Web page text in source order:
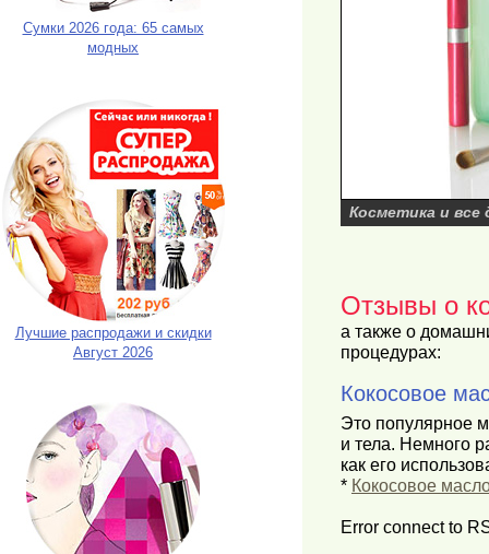
Сумки 2026 года: 65 самых
модных
Лучшие распродажи и скидки
Август 2026
Косметика и все
Отзывы о
а также о
процедурах:
Кокосовое
Это популярное
и тела. Немного
как его
* Кокосовое
Error connect to